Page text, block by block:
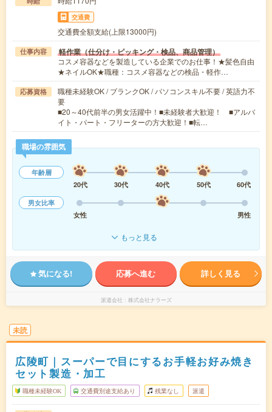
交通費
交通費全額支給(上限13000円)
仕事内容 軽作業（仕分け・ピッキング・検品、商品管理）
コスメ容器などを製造している企業でのお仕事！★髪色自由
★ネイルOK★職種：コスメ容器などの検品・軽作…
応募資格
職種未経験OK / ブランクOK / パソコンスキル不要 / 英語力不
要
■20～40代前半の男女活躍中！■未経験者大歓迎！ ■アルバ
イト・パート・フリーターの方大歓迎！■転…
職場の雰囲気
年齢層
20代
30代 40代 50代
60代
男女比率
女性
男性
もっと見る
気になる! 応募へ進む 詳しく見る
派遣会社 株式会社ナラーズ
未読
広陵町｜スーパーで目にするお手軽お好み焼き
セット製造・加工
職種未経験OK 交通費別途支給あり 残業なし 派遣